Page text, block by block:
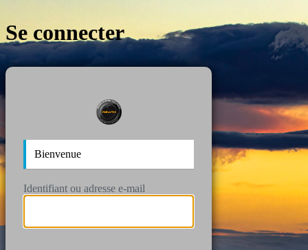
Se connecter
https://
Bienvenue
Identifiant ou adresse e-mail